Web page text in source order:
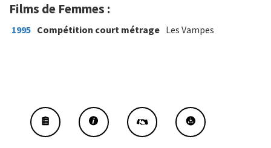
Films de Femmes :
1995 Compétition court métrage Les Vampes